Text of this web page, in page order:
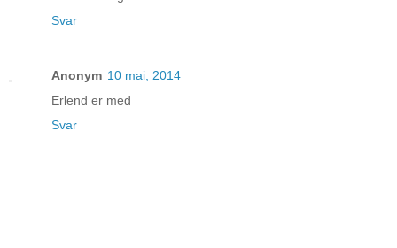
Svar
Anonym 10 mai, 2014
Erlend er med
Svar